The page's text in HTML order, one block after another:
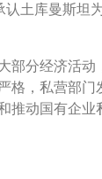
土库曼斯坦
部分经济活
格，私营部
推动国有企